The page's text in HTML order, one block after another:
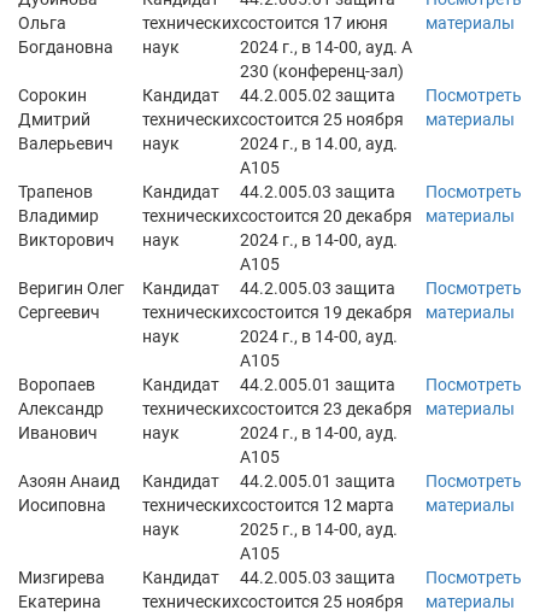
Ольга
Богдановна
технических
наук
состоится 17 июня
2024 г., в 14-00, ауд. А
230 (конференц-зал)
материалы
Сорокин
Дмитрий
Валерьевич
Кандидат
технических
наук
44.2.005.02 защита
состоится 25 ноября
2024 г., в 14.00, ауд.
А105
Посмотреть
материалы
Трапенов
Владимир
Викторович
Кандидат
технических
наук
44.2.005.03 защита
состоится 20 декабря
2024 г., в 14-00, ауд.
А105
Посмотреть
материалы
Веригин Олег
Сергеевич
Кандидат
технических
наук
44.2.005.03 защита
состоится 19 декабря
2024 г., в 14-00, ауд.
А105
Посмотреть
материалы
Воропаев
Александр
Иванович
Кандидат
технических
наук
44.2.005.01 защита
состоится 23 декабря
2024 г., в 14-00, ауд.
А105
Посмотреть
материалы
Азоян Анаид
Иосиповна
Кандидат
технических
наук
44.2.005.01 защита
состоится 12 марта
2025 г., в 14-00, ауд.
А105
Посмотреть
материалы
Мизгирева
Екатерина
Кандидат
технических
44.2.005.03 защита
состоится 25 ноября
Посмотреть
материалы